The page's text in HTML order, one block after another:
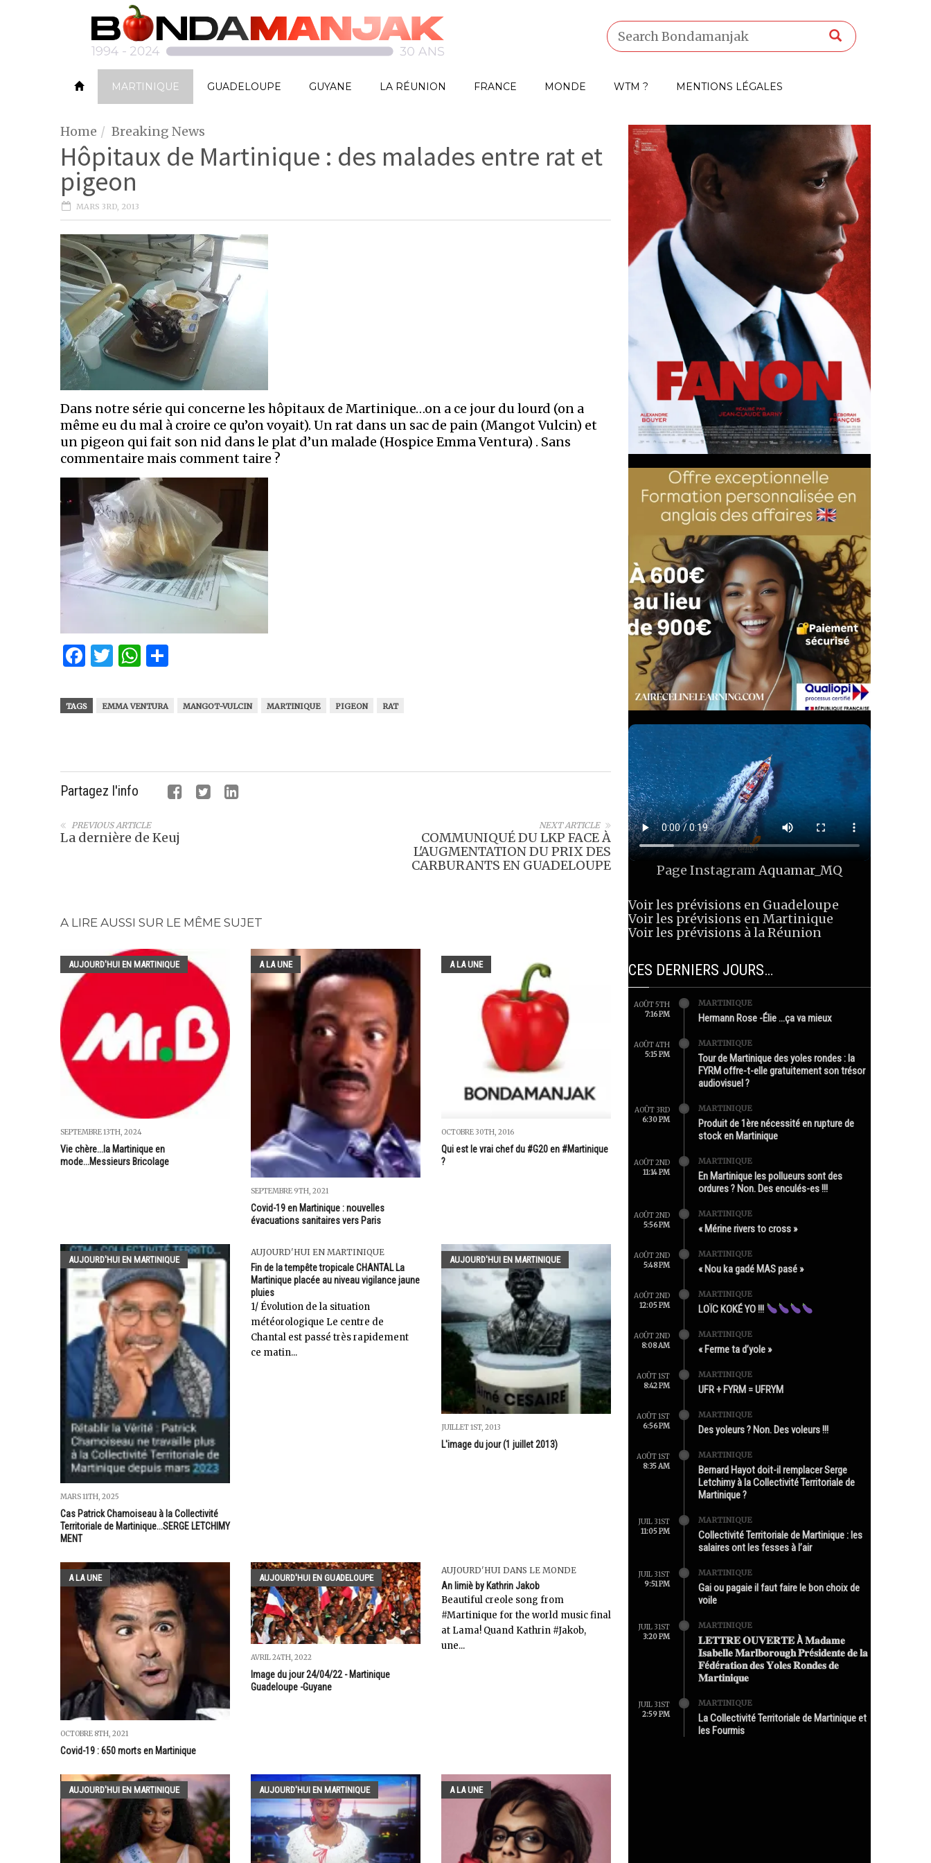
MARTINIQUE GUADELOUPE GUYANE LA RÉUNION FRANCE MONDE WTM ? MENTIONS LÉGALES
Home Breaking News
Hôpitaux de Martinique : des malades entre rat et
pigeon
MARS 3RD, 2013
Dans notre série qui concerne les hôpitaux de Martinique…on a ce jour du lourd (on a
même eu du mal à croire ce qu’on voyait). Un rat dans un sac de pain (Mangot Vulcin) et
un pigeon qui fait son nid dans le plat d’un malade (Hospice Emma Ventura) . Sans
commentaire mais comment taire ?
Facebook
Twitter
WhatsApp
TAGS EMMA VENTURA MANGOT-VULCIN MARTINIQUE PIGEON RAT
Partagez l'info
NEXT ARTICLE
COMMUNIQUÉ DU LKP FACE À
L'AUGMENTATION DU PRIX DES
CARBURANTS EN GUADELOUPE
PREVIOUS ARTICLE
La dernière de Keuj
A LIRE AUSSI SUR LE MÊME SUJET
AUJOURD'HUI EN MARTINIQUE
SEPTEMBRE 13TH, 2024
Vie chère...la Martinique en
mode...Messieurs Bricolage
A LA UNE
SEPTEMBRE 9TH, 2021
Covid-19 en Martinique : nouvelles
évacuations sanitaires vers Paris
A LA UNE
OCTOBRE 30TH, 2016
Qui est le vrai chef du #G20 en #Martinique
?
AUJOURD'HUI EN MARTINIQUE
MARS 11TH, 2025
Cas Patrick Chamoiseau à la Collectivité
Territoriale de Martinique...SERGE LETCHIMY
MENT
AUJOURD'HUI EN MARTINIQUE
Fin de la tempête tropicale CHANTAL La
Martinique placée au niveau vigilance jaune
pluies
1/ Évolution de la situation
météorologique Le centre de
Chantal est passé très rapidement
ce matin...
AUJOURD'HUI EN MARTINIQUE
JUILLET 1ST, 2013
L'image du jour (1 juillet 2013)
A LA UNE
OCTOBRE 8TH, 2021
Covid-19 : 650 morts en Martinique
AUJOURD'HUI EN GUADELOUPE
AVRIL 24TH, 2022
Image du jour 24/04/22 - Martinique
Guadeloupe -Guyane
AUJOURD'HUI DANS LE MONDE
An limiè by Kathrin Jakob
Beautiful creole song from
#Martinique for the world music final
at Lama! Quand Kathrin #Jakob,
une...
AUJOURD'HUI EN MARTINIQUE AUJOURD'HUI EN MARTINIQUE A LA UNE
Page InstagramAquamar_MQ
Voir les prévisions en Guadeloupe
Voir les prévisions en Martinique
Voir les prévisions à la Réunion
CES DERNIERS JOURS…
AOÛT 5TH
7:16 PM
MARTINIQUE
Hermann Rose -Élie …ça va mieux
AOÛT 4TH
5:15 PM
MARTINIQUE
Tour de Martinique des yoles rondes : la
FYRM offre-t-elle gratuitement son trésor
audiovisuel ?
AOÛT 3RD
6:30 PM
MARTINIQUE
Produit de 1ère nécessité en rupture de
stock en Martinique
AOÛT 2ND
11:14 PM
MARTINIQUE
En Martinique les pollueurs sont des
ordures ? Non. Des enculés-es !!!
AOÛT 2ND
5:56 PM
MARTINIQUE
« Mérine rivers to cross »
AOÛT 2ND
5:48 PM
MARTINIQUE
« Nou ka gadé MAS pasé »
AOÛT 2ND
12:05 PM
MARTINIQUE
LOÏC KOKÉ YO !!!
AOÛT 2ND
8:08 AM
MARTINIQUE
« Ferme ta d’yole »
AOÛT 1ST
8:42 PM
MARTINIQUE
UFR + FYRM = UFRYM
AOÛT 1ST
6:56 PM
MARTINIQUE
Des yoleurs ? Non. Des voleurs !!!
AOÛT 1ST
8:35 AM
MARTINIQUE
Bernard Hayot doit-il remplacer Serge
Letchimy à la Collectivité Territoriale de
Martinique ?
JUIL 31ST
11:05 PM
MARTINIQUE
Collectivité Territoriale de Martinique : les
salaires ont les fesses à l’air
JUIL 31ST
9:51 PM
MARTINIQUE
Gai ou pagaie il faut faire le bon choix de
voile
JUIL 31ST
3:20 PM
MARTINIQUE
𝐋𝐄𝐓𝐓𝐑𝐄 𝐎𝐔𝐕𝐄𝐑𝐓𝐄 À 𝐌𝐚𝐝𝐚𝐦𝐞
𝐈𝐬𝐚𝐛𝐞𝐥𝐥𝐞 𝐌𝐚𝐫𝐥𝐛𝐨𝐫𝐨𝐮𝐠𝐡 𝐏𝐫é𝐬𝐢𝐝𝐞𝐧𝐭𝐞 𝐝𝐞 𝐥𝐚
𝐅é𝐝é𝐫𝐚𝐭𝐢𝐨𝐧 𝐝𝐞𝐬 𝐘𝐨𝐥𝐞𝐬 𝐑𝐨𝐧𝐝𝐞𝐬 𝐝𝐞
𝐌𝐚𝐫𝐭𝐢𝐧𝐢𝐪𝐮𝐞
JUIL 31ST
2:59 PM
MARTINIQUE
La Collectivité Territoriale de Martinique et
les Fourmis